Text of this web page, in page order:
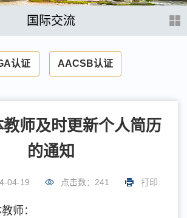
国际交流
认证 AACSB认证
师及时更新个人简历
的通知
04-19 点击数： 241 打印
师：